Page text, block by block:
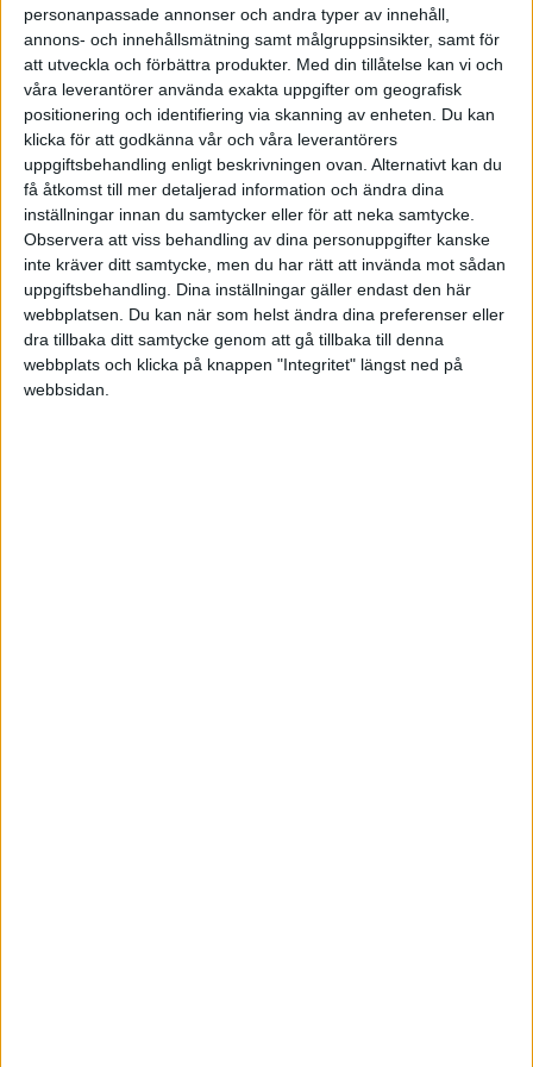
personanpassade annonser och andra typer av innehåll,
annons- och innehållsmätning samt målgruppsinsikter, samt för
att utveckla och förbättra produkter. Med din tillåtelse kan vi och
våra leverantörer använda exakta uppgifter om geografisk
positionering och identifiering via skanning av enheten. Du kan
klicka för att godkänna vår och våra leverantörers
uppgiftsbehandling enligt beskrivningen ovan. Alternativt kan du
få åtkomst till mer detaljerad information och ändra dina
inställningar innan du samtycker eller för att neka samtycke.
Observera att viss behandling av dina personuppgifter kanske
inte kräver ditt samtycke, men du har rätt att invända mot sådan
uppgiftsbehandling. Dina inställningar gäller endast den här
webbplatsen. Du kan när som helst ändra dina preferenser eller
dra tillbaka ditt samtycke genom att gå tillbaka till denna
webbplats och klicka på knappen "Integritet" längst ned på
webbsidan.
var3gen (RiskFilosofen) 21 Januari 2024 19:02
30
Thomas86:
Det troligen kan hända är att föräldrar har barnsparande i
barnensnamn istället för eget isk/kf och då tycker jag inte det är
något fel.
Absolut kommer det bli så, förstås blir det då så att den dagen
barnet fyller 18 får de 100% kontroll över alla pengarna på det
ISK:t ifråga. Inte nåt fel med det heller, men långt ifrån alla föräldrar
vill det